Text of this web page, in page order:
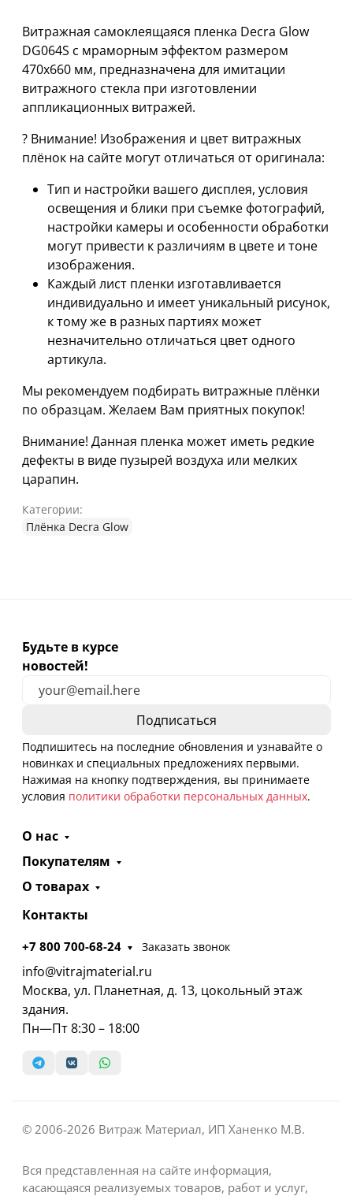
Витражная самоклеящаяся пленка Decra Glow
DG064S с мраморным эффектом размером
470х660 мм, предназначена для имитации
витражного стекла при изготовлении
аппликационных витражей.
? Внимание! Изображения и цвет витражных
плёнок на сайте могут отличаться от оригинала:
Тип и настройки вашего дисплея, условия
освещения и блики при съемке фотографий,
настройки камеры и особенности обработки
могут привести к различиям в цвете и тоне
изображения.
Каждый лист пленки изготавливается
индивидуально и имеет уникальный рисунок,
к тому же в разных партиях может
незначительно отличаться цвет одного
артикула.
Мы рекомендуем подбирать витражные плёнки
по образцам. Желаем Вам приятных покупок!
Внимание! Данная пленка может иметь редкие
дефекты в виде пузырей воздуха или мелких
царапин.
Категории:
Плёнка Decra Glow
Будьте в курсе
новостей!
Подпишитесь на последние обновления и узнавайте о
новинках и специальных предложениях первыми.
Нажимая на кнопку подтверждения, вы принимаете
условия политики обработки персональных данных.
О нас
Покупателям
О товарах
Контакты
+7 800 700-68-24 Заказать звонок
info@vitrajmaterial.ru
Москва, ул. Планетная, д. 13, цокольный этаж
здания.
Пн—Пт 8:30 – 18:00
© 2006-2026 Витраж Материал, ИП Ханенко М.В.
Вся представленная на сайте информация,
касающаяся реализуемых товаров, работ и услуг,